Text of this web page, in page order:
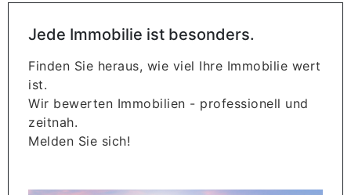
Jede Immobilie ist besonders.
Finden Sie heraus, wie viel Ihre Immobilie wert
ist.
Wir bewerten Immobilien - professionell und
zeitnah.
Melden Sie sich!